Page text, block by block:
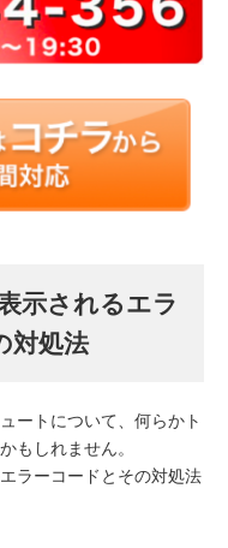
示されるエラ
対処法
ートについて、何らかト
もしれません。
ラーコードとその対処法